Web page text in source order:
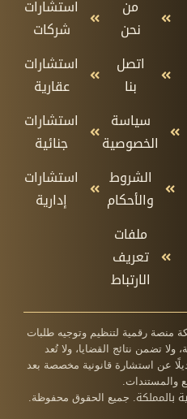
من
نحن
اتصل
بنا
سياسة
الخصوصية
الشروط
والأحكام
ملفات
تعريف
الارتباط
استشارات
شركات
استشارات
عقارية
استشارات
جنائية
استشارات
إدارية
منصة رقمية لتنظيم وتوجيه طلبات
ولا تضمن نتائج القضايا، ولا تُعد
عن استشارة قانونية مخصصة بعد
والمستندات.
بالمملكة. جميع الحقوق محفوظة.